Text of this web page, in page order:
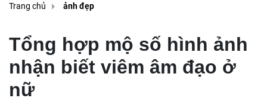
Trang chủ ảnh đẹp
Tổng hợp mộ số hình ảnh
nhận biết viêm âm đạo ở
nữ